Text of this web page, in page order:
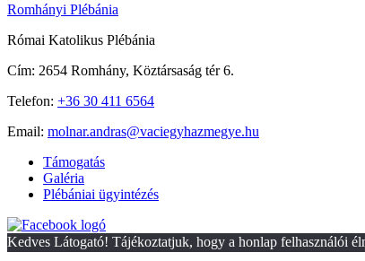
Romhányi Plébánia
Római Katolikus Plébánia
Cím: 2654 Romhány, Köztársaság tér 6.
Telefon: +36 30 411 6564
Email: molnar.andras@vaciegyhazmegye.hu
Támogatás
Galéria
Plébániai ügyintézés
Kedves Látogató! Tájékoztatjuk, hogy a honlap felhasználói